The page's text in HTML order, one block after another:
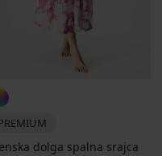
dolga spalna srajca